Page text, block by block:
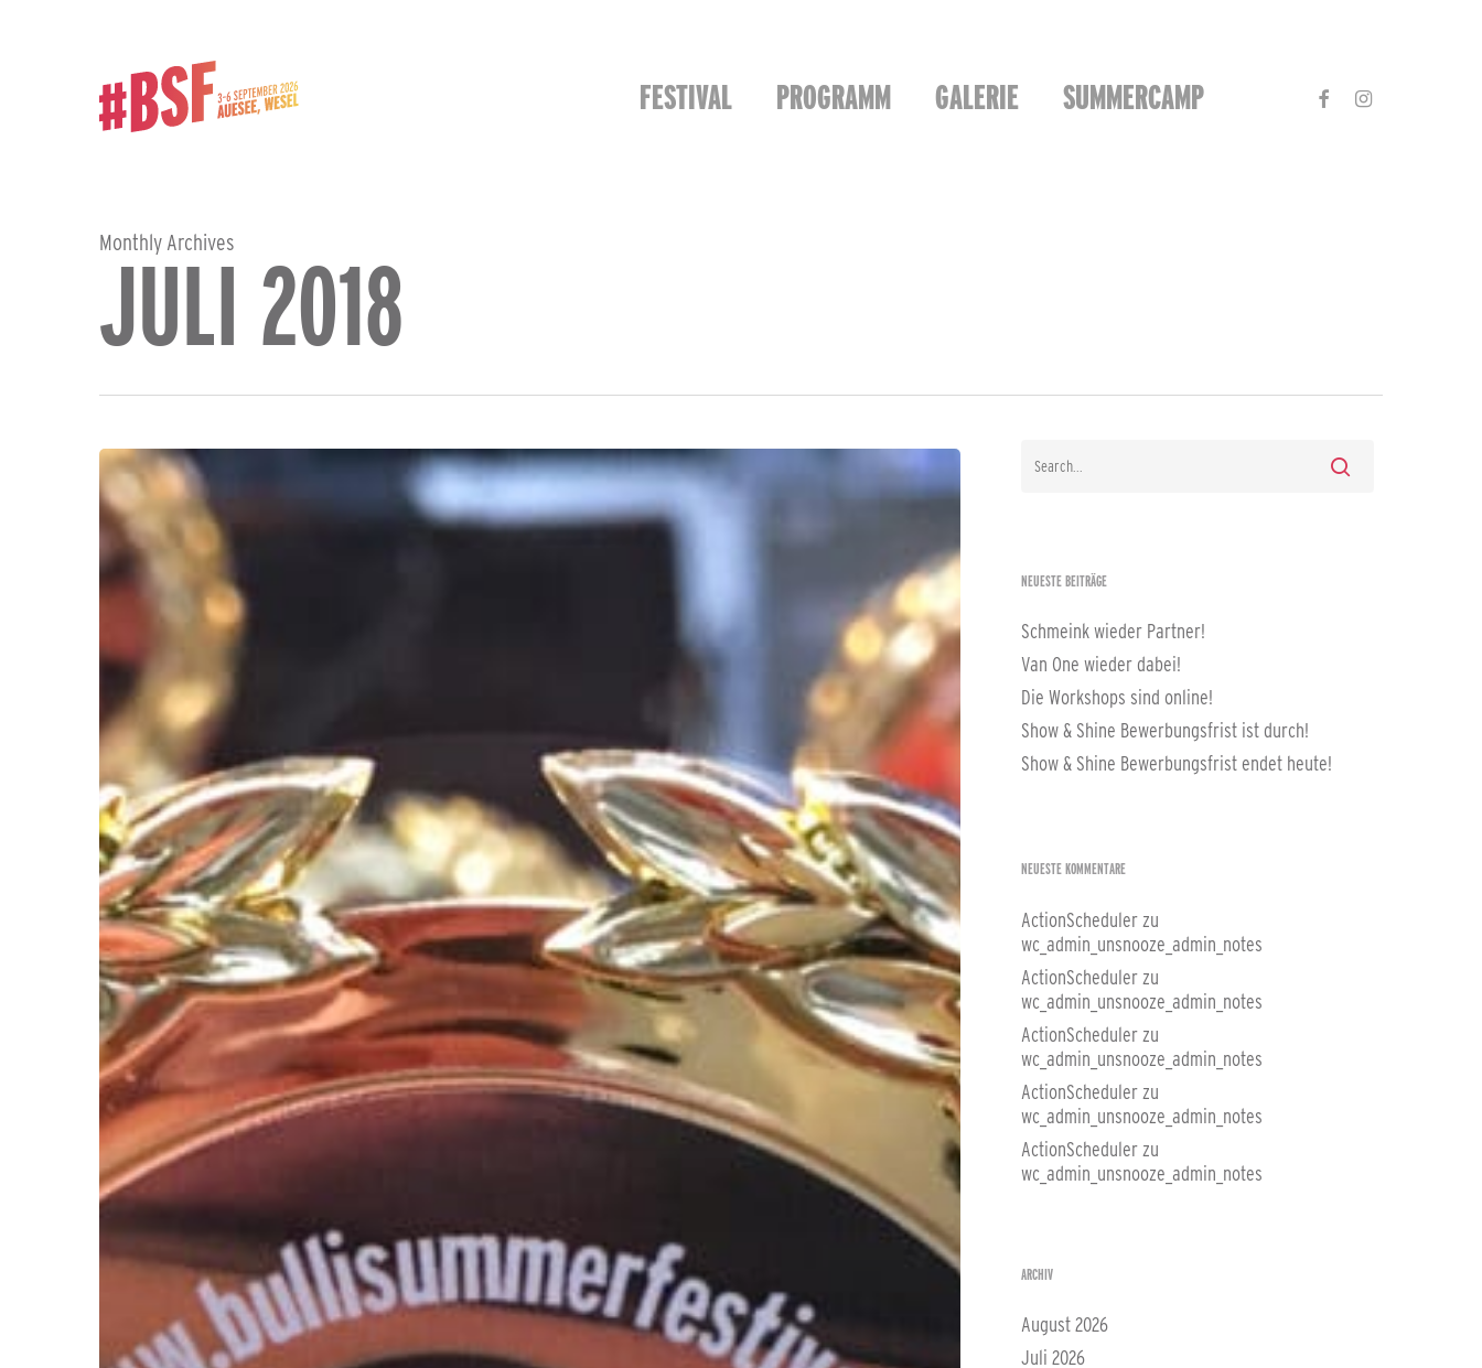
FESTIVAL PROGRAMM GALERIE SUMMERCAMP FACEBOOKINSTAGRAM
Monthly Archives
JULI 2018
NEUESTE BEITRÄGE
Schmeink wieder Partner!
Van One wieder dabei!
Die Workshops sind online!
Show & Shine Bewerbungsfrist ist durch!
Show & Shine Bewerbungsfrist endet heute!
NEUESTE KOMMENTARE
ActionSchedulerzu
wc_admin_unsnooze_admin_notes
ActionSchedulerzu
wc_admin_unsnooze_admin_notes
ActionSchedulerzu
wc_admin_unsnooze_admin_notes
ActionSchedulerzu
wc_admin_unsnooze_admin_notes
ActionSchedulerzu
wc_admin_unsnooze_admin_notes
ARCHIV
August 2026
Juli 2026